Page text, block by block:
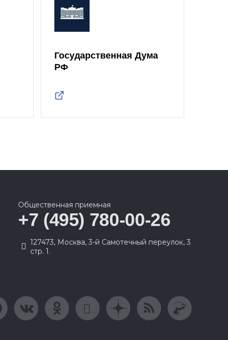
Государственная Дума
РФ
Общественная приемная
+7 (495) 780-00-26
127473, Москва, 3-й Самотечный переулок, 3
стр. 1.